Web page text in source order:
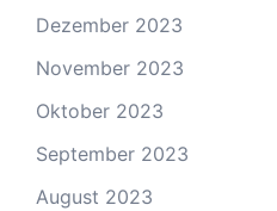
Dezember 2023
November 2023
Oktober 2023
September 2023
August 2023